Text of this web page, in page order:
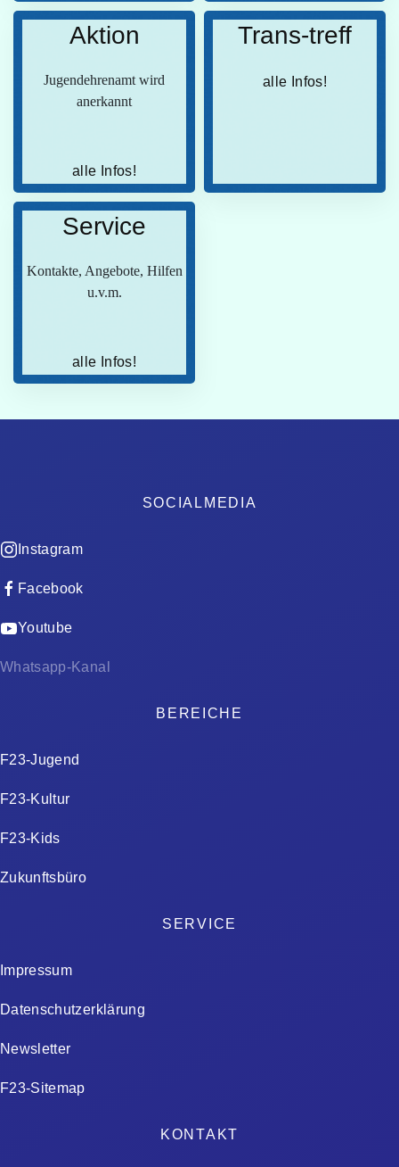
Aktion
Jugendehrenamt wird
anerkannt
alle Infos!
Trans-treff
alle Infos!
Service
Kontakte, Angebote, Hilfen
u.v.m.
alle Infos!
SOCIALMEDIA
Instagram
Facebook
Youtube
Whatsapp-Kanal
BEREICHE
F23-Jugend
F23-Kultur
F23-Kids
Zukunftsbüro
SERVICE
Impressum
Datenschutzerklärung
Newsletter
F23-Sitemap
KONTAKT